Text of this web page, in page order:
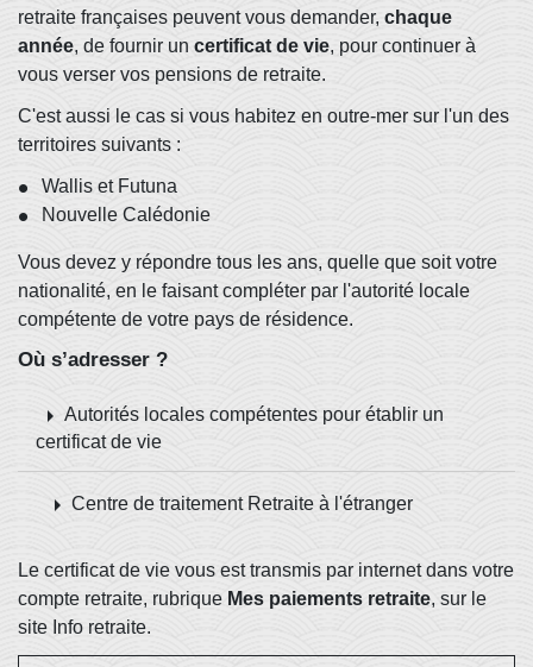
retraite françaises peuvent vous demander, chaque
année, de fournir un certificat de vie, pour continuer à
vous verser vos pensions de retraite.
C'est aussi le cas si vous habitez en outre-mer sur l'un des
territoires suivants :
Wallis et Futuna
Nouvelle Calédonie
Vous devez y répondre tous les ans, quelle que soit votre
nationalité, en le faisant compléter par l'autorité locale
compétente de votre pays de résidence.
Où s’adresser ?
arrow_right Autorités locales compétentes pour établir un
certificat de vie
arrow_right Centre de traitement Retraite à l'étranger
Le certificat de vie vous est transmis par internet dans votre
compte retraite, rubrique Mes paiements retraite, sur le
site Info retraite.